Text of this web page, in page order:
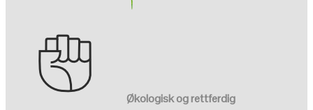
Økologisk og rettferdig